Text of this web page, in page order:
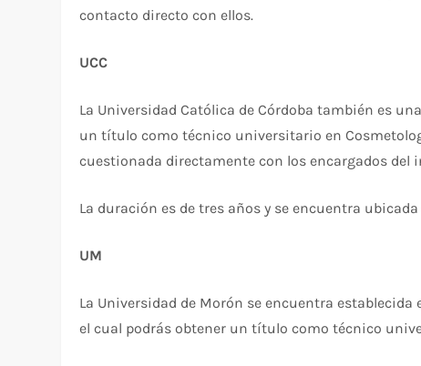
contacto directo con ellos.
UCC
La Universidad Católica de Córdoba también es
un título como técnico universitario en
cuestionada directamente con los encargados del
La duración es de tres años y se encuentra
UM
La Universidad de Morón se encuentra
el cual podrás obtener un título como técnico